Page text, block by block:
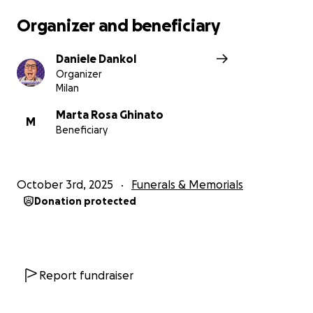
Organizer and beneficiary
Daniele Dankol
Organizer
Milan
M
Marta Rosa Ghinato
Beneficiary
October 3rd, 2025 Funerals & Memorials
Donation protected
Report fundraiser